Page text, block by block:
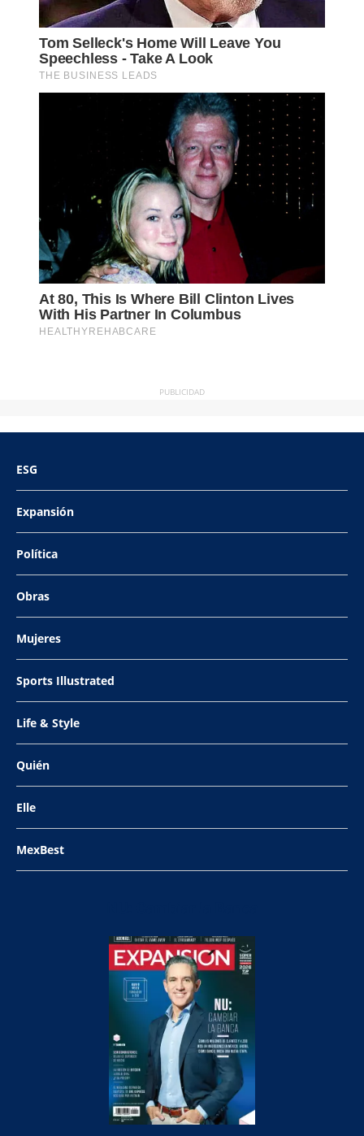
PUBLICIDAD
ESG
Expansión
Política
Obras
Mujeres
Sports Illustrated
Life & Style
Quién
Elle
MexBest